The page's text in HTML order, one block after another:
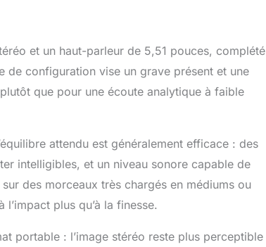
JBL PartyBoost pour vraiment
et un haut-parleur de 5,51 pouces, complété
de configuration vise un grave présent et une
que pour une écoute analytique à faible
attendu est généralement efficace : des
intelligibles, et un niveau sonore capable de
des morceaux très chargés en médiums ou
plus qu’à la finesse.
portable : l’image stéréo reste plus perceptible